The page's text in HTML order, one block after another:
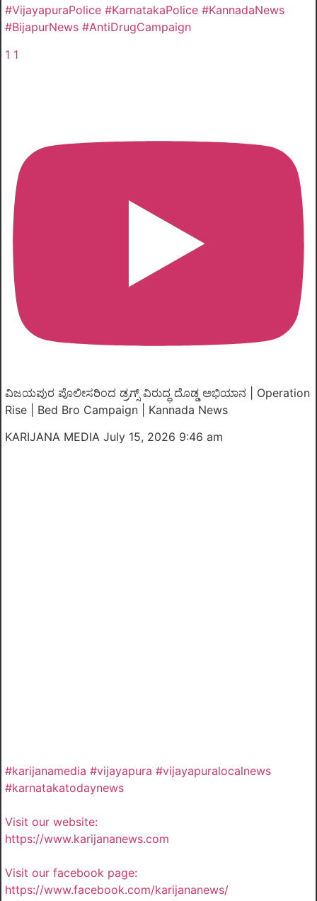
#VijayapuraPolice #KarnatakaPolice #KannadaNews
#BijapurNews #AntiDrugCampaign
1 1
ವಿಜಯಪುರ ಪೊಲೀಸರಿಂದ ಡ್ರಗ್ಸ್ ವಿರುದ್ಧ ದೊಡ್ಡ ಅಭಿಯಾನ | Operation
Rise | Bed Bro Campaign | Kannada News
KARIJANA MEDIA July 15, 2026 9:46 am
#karijanamedia #vijayapura #vijayapuralocalnews
#karnatakatodaynews
Visit our website:
https://www.karijananews.com
Visit our facebook page:
https://www.facebook.com/karijananews/